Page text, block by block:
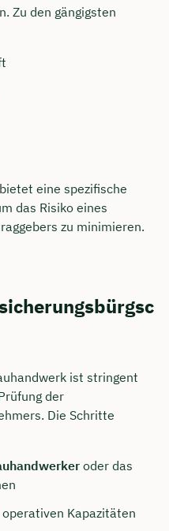
Zu den gängigsten
eine spezifische
das Risiko eines
zu minimieren.
ist stringent
der
Die Schritte
oder das
Kapazitäten